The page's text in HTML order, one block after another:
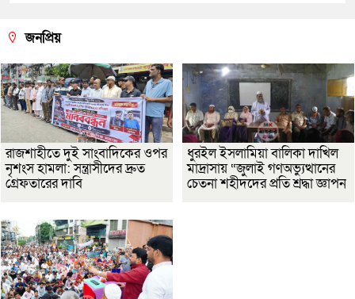
জনপ্রিয়
রাজশাহীতে দুই সাংবাদিকের ওপর
নৃশংস হামলা: সন্ত্রাসীদের দ্রুত
গ্রেফতারের দাবি
ধুরইল ইসলামিয়া বালিকা দাখিল
মাদ্রাসায় “জুলাই গণঅভ্যুত্থানের
চেতনা শহীদদের প্রতি শ্রদ্ধা জ্ঞাপন